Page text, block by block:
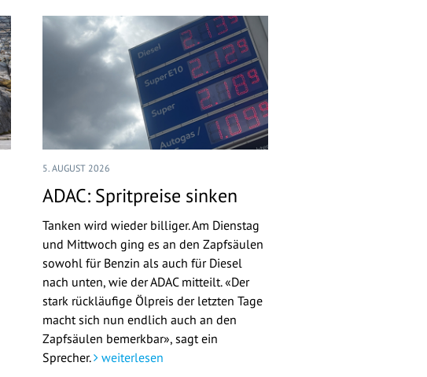
5. AUGUST 2026
ADAC: Spritpreise sinken
Tanken wird wieder billiger. Am Dienstag
und Mittwoch ging es an den Zapfsäulen
sowohl für Benzin als auch für Diesel
nach unten, wie der ADAC mitteilt. «Der
stark rückläufige Ölpreis der letzten Tage
macht sich nun endlich auch an den
Zapfsäulen bemerkbar», sagt ein
Sprecher. weiterlesen